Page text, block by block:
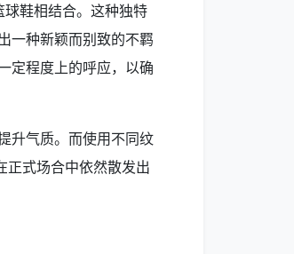
鞋相结合。这种独特
一种新颖而别致的不羁
定程度上的呼应，以确
升气质。而使用不同纹
正式场合中依然散发出